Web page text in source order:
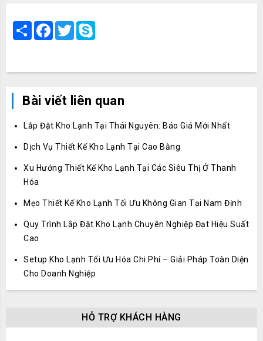
ShareFacebook
Twitter
Bài viết liên quan
Lắp Đặt Kho Lạnh Tại Thái Nguyên: Báo Giá Mới Nhất
Dịch Vụ Thiết Kế Kho Lạnh Tại Cao Bằng
Xu Hướng Thiết Kế Kho Lạnh Tại Các Siêu Thị Ở Thanh
Hóa
Mẹo Thiết Kế Kho Lạnh Tối Ưu Không Gian Tại Nam Định
Quy Trình Lắp Đặt Kho Lạnh Chuyên Nghiệp Đạt Hiệu Suất
Cao
Setup Kho Lạnh Tối Ưu Hóa Chi Phí – Giải Pháp Toàn Diện
Cho Doanh Nghiệp
HỖ TRỢ KHÁCH HÀNG